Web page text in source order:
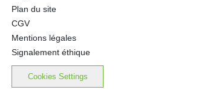
Plan du site
CGV
Mentions légales
Signalement éthique
Cookies Settings